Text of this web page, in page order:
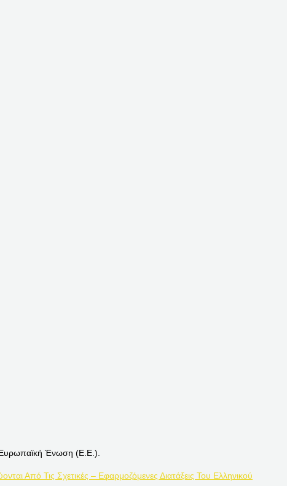
Ευρωπαϊκή Ένωση (Ε.Ε.).
Από Τις Σχετικές – Εφαρμοζόμενες Διατάξεις Του Ελληνικού